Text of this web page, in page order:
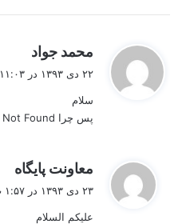
محمد جواد
۲۲ دی ۱۳۹۳ در ۱۱:۰۳ ب٫ظ
سلام
پس چرا Not Found میزنه
معاونت پایگاه
۲۳ دی ۱۳۹۳ در ۱:۵۷ ب٫ظ
علیکم السلام